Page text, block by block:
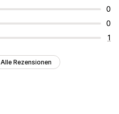
0
0
1
Alle Rezensionen